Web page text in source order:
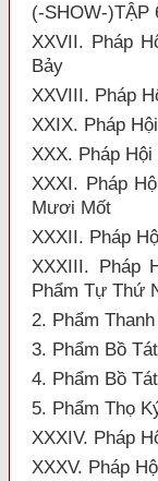
(-SHOW-)TẬP
XXVII. Pháp
Bảy
XXVIII. Pháp
XXIX. Pháp
XXX. Pháp
XXXI. Pháp
Mươi Mốt
XXXII. Pháp
XXXIII. Pháp
Phẩm Tự Thứ
2. Phẩm
3. Phẩm Bồ Tát
4. Phẩm Bồ
5. Phẩm Thọ
XXXIV. Pháp
XXXV. Pháp